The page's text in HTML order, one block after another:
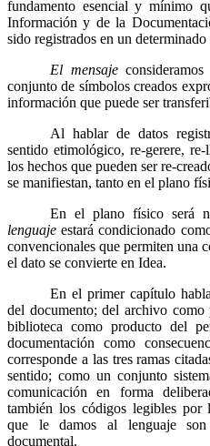
fundamento esencial y mínimo
Información y de la
sido registrados en un
El mensaje
conjunto de símbolos creados
información que puede ser
Al hablar de datos
sentido etimológico, re-gerere,
los hechos que pueden ser re-
se manifiestan, tanto en el plano
En el plano físico será
lenguaje estará condicionado
convencionales que permiten una
el dato se convierte en Idea.
En el primer capítulo
del documento; del archivo
biblioteca como producto del
documentación como
corresponde a las tres ramas
sentido; como un conjunto
comunicación en forma
también los códigos legibles por
que le damos al lenguaje son
documental.